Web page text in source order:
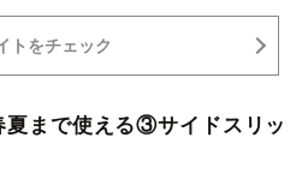
トをチェック
夏まで使える③サイドスリッ